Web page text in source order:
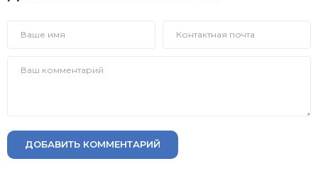
ДОБАВИТЬ КОММЕНТАРИЙ